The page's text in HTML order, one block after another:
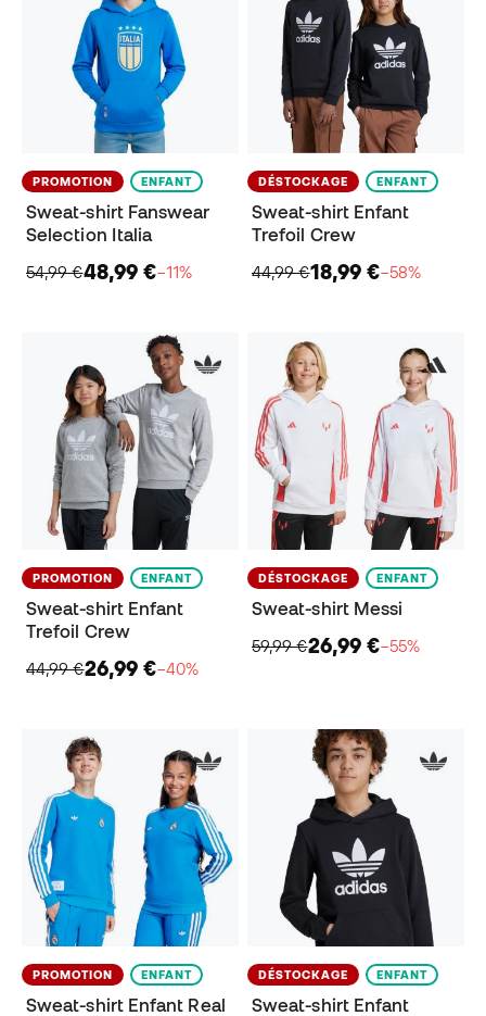
PROMOTION ENFANT
Sweat-shirt Fanswear
Selection Italia
54,99 €48,99 €−11%
DÉSTOCKAGE ENFANT
Sweat-shirt Enfant
Trefoil Crew
44,99 €18,99 €−58%
PROMOTION ENFANT
Sweat-shirt Enfant
Trefoil Crew
44,99 €26,99 €−40%
DÉSTOCKAGE ENFANT
Sweat-shirt Messi
59,99 €26,99 €−55%
PROMOTION ENFANT
Sweat-shirt Enfant Real
DÉSTOCKAGE ENFANT
Sweat-shirt Enfant